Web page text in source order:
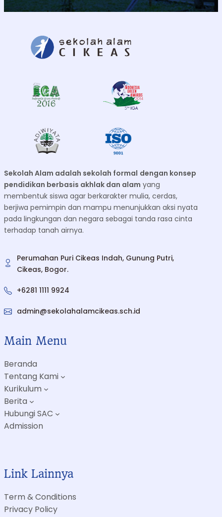
Sekolah Alam adalah sekolah formal dengan konsep
pendidikan berbasis akhlak dan alam yang
membentuk siswa agar berkarakter mulia, cerdas,
berjiwa pemimpin dan mampu menunjukkan aksi nyata
pada lingkungan dan negara sebagai tanda rasa cinta
terhadap tanah airnya.
Perumahan Puri Cikeas Indah, Gunung Putri,
Cikeas, Bogor.
+6281 1111 9924
admin@sekolahalamcikeas.sch.id
Main Menu
Beranda
Tentang Kami
Kurikulum
Berita
Hubungi SAC
Admission
Link Lainnya
Term & Conditions
Privacy Policy